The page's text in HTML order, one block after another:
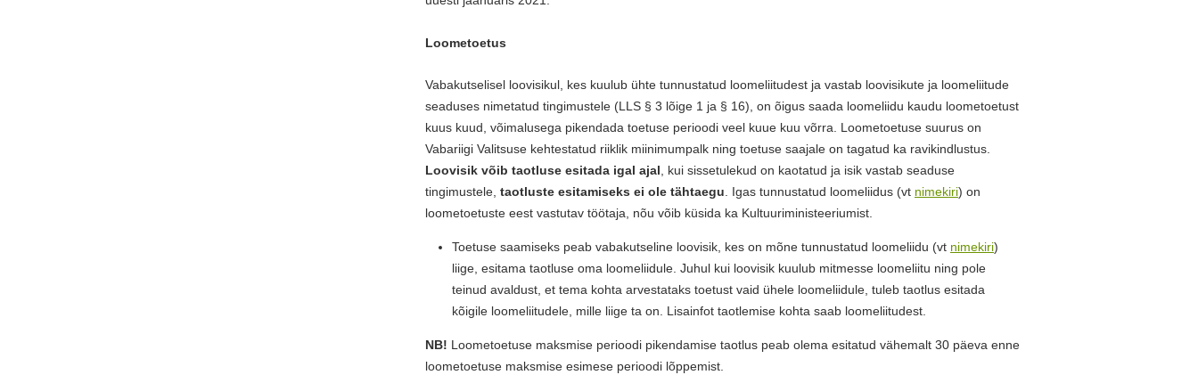
Loometoetus
Vabakutselisel loovisikul, kes kuulub ühte tunnustatud loomeliitudest ja vastab loovisikute ja loomeliitude
seaduses nimetatud tingimustele (LLS § 3 lõige 1 ja § 16), on õigus saada loomeliidu kaudu loometoetust
kuus kuud, võimalusega pikendada toetuse perioodi veel kuue kuu võrra. Loometoetuse suurus on
Vabariigi Valitsuse kehtestatud riiklik miinimumpalk ning toetuse saajale on tagatud ka ravikindlustus.
Loovisik võib taotluse esitada igal ajal, kui sissetulekud on kaotatud ja isik vastab seaduse
tingimustele, taotluste esitamiseks ei ole tähtaegu. Igas tunnustatud loomeliidus (vt nimekiri) on
loometoetuste eest vastutav töötaja, nõu võib küsida ka Kultuuriministeeriumist.
Toetuse saamiseks peab vabakutseline loovisik, kes on mõne tunnustatud loomeliidu (vt nimekiri)
liige, esitama taotluse oma loomeliidule. Juhul kui loovisik kuulub mitmesse loomeliitu ning pole
teinud avaldust, et tema kohta arvestataks toetust vaid ühele loomeliidule, tuleb taotlus esitada
kõigile loomeliitudele, mille liige ta on. Lisainfot taotlemise kohta saab loomeliitudest.
NB! Loometoetuse maksmise perioodi pikendamise taotlus peab olema esitatud vähemalt 30 päeva enne
loometoetuse maksmise esimese perioodi lõppemist.